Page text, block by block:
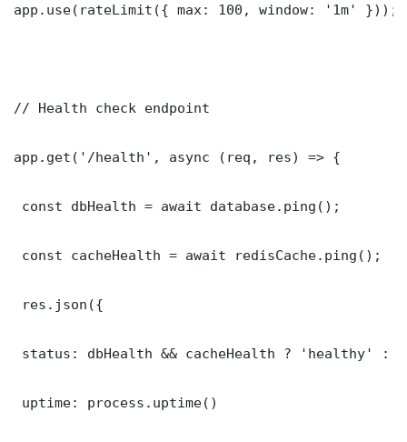
app.use(rateLimit({ max: 100, window: '1m' }));
// Health check endpoint
app.get('/health', async (req, res) => {
const dbHealth = await database.ping();
const cacheHealth = await redisCache.ping();
res.json({
status: dbHealth && cacheHealth ? 'healthy' :
uptime: process.uptime()